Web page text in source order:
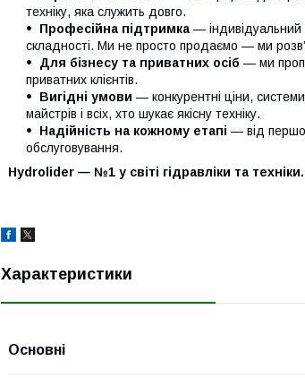
техніку, яка служить довго.
Професійна підтримка — індивідуальний
складності. Ми не просто продаємо — ми
Для бізнесу та приватних осіб — ми
приватних клієнтів.
Вигідні умови — конкурентні ціни,
майстрів і всіх, хто шукає якісну техніку.
Надійність на кожному етапі — від
обслуговування.
Hydrolider — №1 у світі гідравліки та техніки.
Характеристики
Основні